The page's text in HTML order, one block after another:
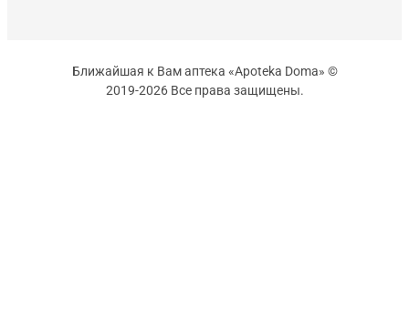
Ближайшая к Вам аптека «Apoteka Doma» ©
2019-2026 Все права защищены.